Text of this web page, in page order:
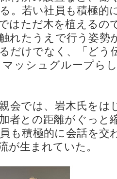
。若い社員も積極的
はただ木を植えるの
れたうえで行う姿勢
だけでなく、「どう
ッシュグループら
会では、岩木氏をは
者との距離がぐっと
も積極的に会話を交
が生まれていた。